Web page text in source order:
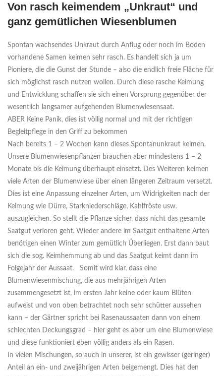
Von rasch keimendem „Unkraut“ und
ganz gemütlichen Wiesenblumen
Spontan wachsendes Unkraut durch Anflug oder noch im Boden
vorhandene Samen keimen sehr rasch. Es handelt sich ja um
Pioniere, die die Gunst der Stunde – also die endlich freie Fläche für
sich möglichst rasch nutzen wollen. Durch diese rasche Keimung
und Entwicklung schaffen sie sich einen Vorsprung gegenüber der
wesentlich langsamer aufgehenden Blumenwiesensaat.
ABER Keine Panik, dies ist völlig normal und mit der richtigen
Begleitpflege in den Griff zu bekommen
Nach bereits 1 – 2 Wochen kann dieses Spontanunkraut keimen.
Unsere Blumenwiesenpflanzen brauchen aber mindestens 1 – 2
Monate bis die Keimung überhaupt einsetzt. Des Weiteren keimen
viele Arten der Blumenwiese über einen längeren Zeitraum versetzt.
Dies ist eine Anpassung einzelner Arten, um Widrigkeiten nach der
Keimung wie Dürre, Starkniederschläge, Kahlfröste usw.
auszugleichen. So stellt die Pflanze sicher, dass nicht das gesamte
Saatgut verloren geht. Wieder andere im Saatgut enthaltene Arten
benötigen einen Winter zum gemütlich Überliegen. Erst dann baut
sich die sog. Keimhemmung ab und das Saatgut keimt dann im
Folgejahr der Aussaat. Somit wird klar, dass eine
Blumenwiesenmischung, die aus mehrjährigen Arten
zusammengesetzt ist, im ersten Jahr keine oder kaum Blüten
aufweist und von oben betrachtet noch sehr schütter aussehen
kann – der Gärtner spricht bei Rasenaussaaten dann von einem
schlechten Deckungsgrad – hier geht es aber um eine Blumenwiese
und diese funktioniert eben völlig anders als ein Rasen.
In vielen Mischungen, so auch in unserer, ist ein gewisser (geringer)
Anteil an ein- und zweijährigen Arten beigemengt. Dies hat den